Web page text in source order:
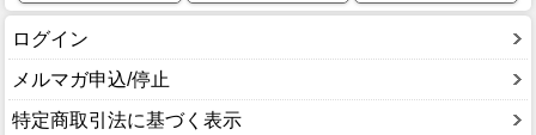
ログイン
メルマガ申込/停止
特定商取引法に基づく表示